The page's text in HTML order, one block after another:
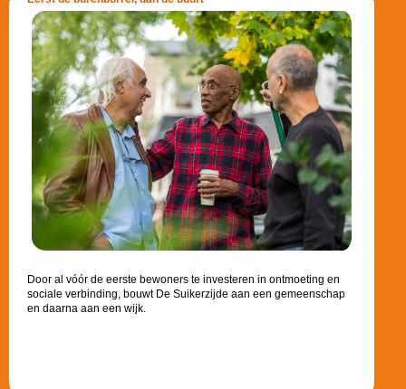
Door al vóór de eerste bewoners te investeren in ontmoeting en
sociale verbinding, bouwt De Suikerzijde aan een gemeenschap
en daarna aan een wijk.